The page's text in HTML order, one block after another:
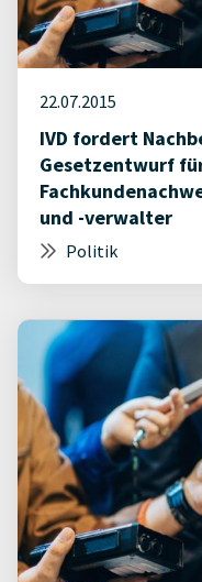
22.07.2015
IVD fordert
Gesetzentwurf
und -verwalter
Politik